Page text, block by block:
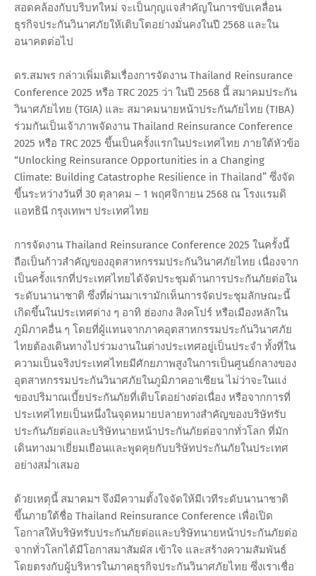
สอดคล้องกับบริบทใหม่ จะเป็นกุญแจสำคัญในการขับเคลื่อน
ธุรกิจประกันวินาศภัยให้เติบโตอย่างมั่นคงในปี 2568 และใน
อนาคตต่อไป
ดร.สมพร กล่าวเพิ่มเติมเรื่องการจัดงาน Thailand Reinsurance
Conference 2025 หรือ TRC 2025 ว่า ในปี 2568 นี้ สมาคมประกัน
วินาศภัยไทย (TGIA) และ สมาคมนายหน้าประกันภัยไทย (TIBA)
ร่วมกันเป็นเจ้าภาพจัดงาน Thailand Reinsurance Conference
2025 หรือ TRC 2025 ขึ้นเป็นครั้งแรกในประเทศไทย ภายใต้หัวข้อ
“Unlocking Reinsurance Opportunities in a Changing
Climate: Building Catastrophe Resilience in Thailand” ซึ่งจัด
ขึ้นระหว่างวันที่ 30 ตุลาคม – 1 พฤศจิกายน 2568 ณ โรงแรมดิ
แอทธินี กรุงเทพฯ ประเทศไทย
การจัดงาน Thailand Reinsurance Conference 2025 ในครั้งนี้
ถือเป็นก้าวสำคัญของอุตสาหกรรมประกันวินาศภัยไทย เนื่องจาก
เป็นครั้งแรกที่ประเทศไทยได้จัดประชุมด้านการประกันภัยต่อใน
ระดับนานาชาติ ซึ่งที่ผ่านมาเรามักเห็นการจัดประชุมลักษณะนี้
เกิดขึ้นในประเทศต่าง ๆ อาทิ ฮ่องกง สิงคโปร์ หรือเมืองหลักใน
ภูมิภาคอื่น ๆ โดยที่ผู้แทนจากภาคอุตสาหกรรมประกันวินาศภัย
ไทยต้องเดินทางไปร่วมงานในต่างประเทศอยู่เป็นประจำ ทั้งที่ใน
ความเป็นจริงประเทศไทยมีศักยภาพสูงในการเป็นศูนย์กลางของ
อุตสาหกรรมประกันวินาศภัยในภูมิภาคอาเซียน ไม่ว่าจะในแง่
ของปริมาณเบี้ยประกันภัยที่เติบโตอย่างต่อเนื่อง หรือจากการที่
ประเทศไทยเป็นหนึ่งในจุดหมายปลายทางสำคัญของบริษัทรับ
ประกันภัยต่อและบริษัทนายหน้าประกันภัยต่อจากทั่วโลก ที่มัก
เดินทางมาเยี่ยมเยือนและพูดคุยกับบริษัทประกันภัยในประเทศ
อย่างสม่ำเสมอ
ด้วยเหตุนี้ สมาคมฯ จึงมีความตั้งใจจัดให้มีเวทีระดับนานาชาติ
ขึ้นภายใต้ชื่อ Thailand Reinsurance Conference เพื่อเปิด
โอกาสให้บริษัทรับประกันภัยต่อและบริษัทนายหน้าประกันภัยต่อ
จากทั่วโลกได้มีโอกาสมาสัมผัส เข้าใจ และสร้างความสัมพันธ์
โดยตรงกับผู้บริหารในภาคธุรกิจประกันวินาศภัยไทย ซึ่งเราเชื่อ